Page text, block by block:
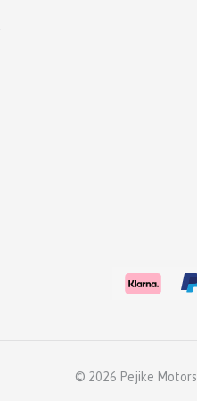
© 2026 Pejike Motors